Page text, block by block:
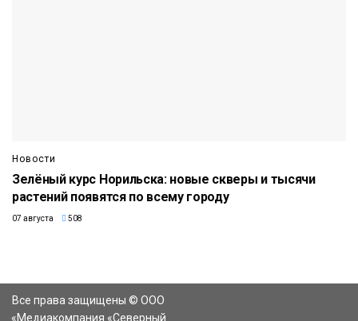
Новости
Зелёный курс Норильска: новые скверы и тысячи
растений появятся по всему городу
07 августа 508
Все права защищены © ООО
«Медиакомпания «Северный